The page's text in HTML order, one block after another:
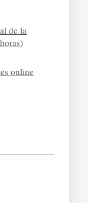
de la
online